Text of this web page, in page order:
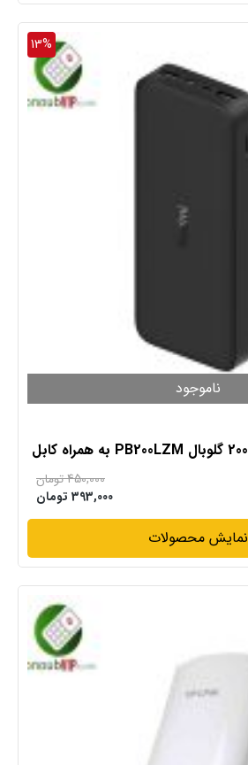
ناموجود
13%
450,000تومان
393,000 تومان
نمایش محصولات